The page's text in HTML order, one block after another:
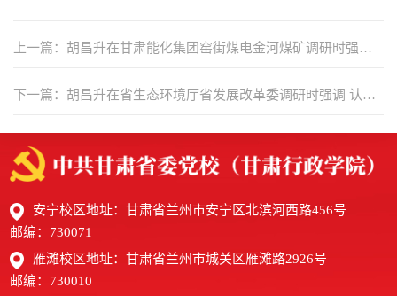
上一篇：胡昌升在甘肃能化集团窑街煤电金河煤矿调研时强调
下一篇：胡昌升在省生态环境厅省发展改革委调研时强调 认真
高质量发展取得更大成效
安宁校区地址：甘肃省兰州市安宁区北滨河西路456号
邮编：730071
雁滩校区地址：甘肃省兰州市城关区雁滩路2926号
邮编：730010